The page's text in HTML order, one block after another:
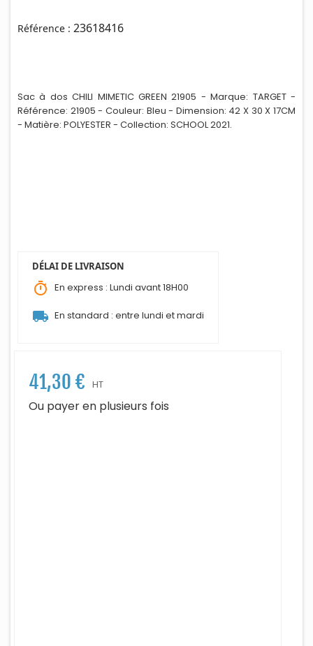
Référence : 23618416
Sac à dos CHILI MIMETIC GREEN 21905 - Marque: TARGET -
Référence: 21905 - Couleur: Bleu - Dimension: 42 X 30 X 17CM
- Matière: POLYESTER - Collection: SCHOOL 2021.
DÉLAI DE LIVRAISON
timer En express : Lundi avant 18H00
local_shipping En standard : entre lundi et mardi
41,30 € HT
Ou payer en plusieurs fois